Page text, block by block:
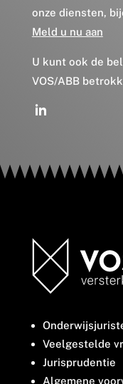
onze diensten,
Meld u nu aan
U kunt ook de
VOS/ABB
Veelgestelde
Jurisprudentie
Algemene